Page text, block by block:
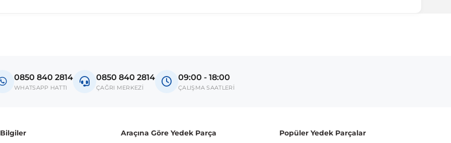
B
B 1993-2000
0850 840 2814
WHATSAPP HATTI
0850 840 2814
ÇAĞRI MERKEZİ
09:00 - 18:00
ÇALIŞMA SAATLERİ
Araçına Göre Yedek Parça Popüler Yedek Parçalar